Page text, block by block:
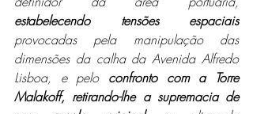
estabelecendo tensões espaciais
provocadas pela manipulação das
dimensões da calha da Avenida Alfredo
Lisboa, e pelo confronto com a Torre
Malakoff, retirando-lhe a supremacia de